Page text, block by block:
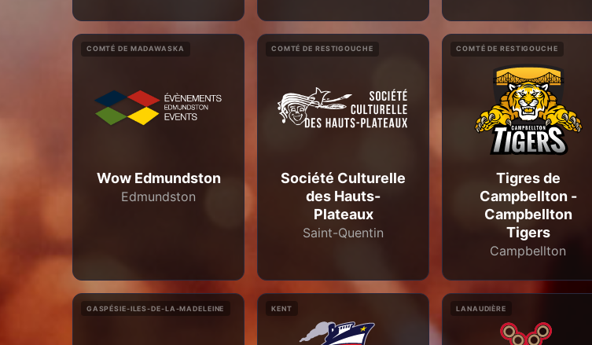
COMTÉ DE MADAWASKA
Wow Edmundston
Edmundston
COMTÉ DE RESTIGOUCHE
Société Culturelle
des Hauts-
Plateaux
Saint-Quentin
COMTÉ DE RESTIGOUCHE
Tigres de
Campbellton -
Campbellton
Tigers
Campbellton
GASPÉSIE-ILES-DE-LA-MADELEINE KENT LANAUDIÈRE